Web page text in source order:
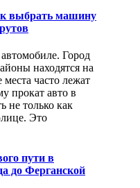
выбрать машину
Город
находятся на
часто лежат
прокат авто в
не только как
Это
пути в
до Ферганской